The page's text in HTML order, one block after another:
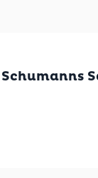
Schumanns